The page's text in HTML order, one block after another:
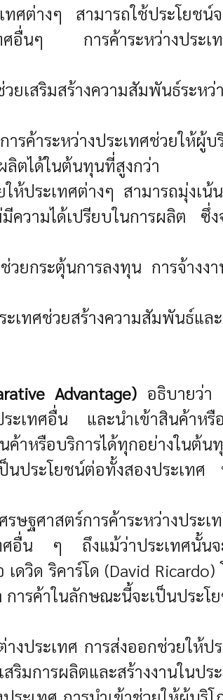
ทศต่างๆ สามารถใช้ประโยช
อื่นๆ การค้าระหว่างประเท
ริมสร้างความสัมพันธ์ระหว่
ค้าระหว่างประเทศช่วยให้ผู้
ลิตได้ในต้นทุนที่สูงกว่า
ประเทศต่างๆ สามารถมุ่งเ
ความได้เปรียบในการผลิต ซึ่
ยกระตุ้นการลงทุน การจ้างง
เทศช่วยสร้างความสัมพันธ์แ
Advantage) อธิบายว่า
เทศอื่น และนำเข้าสินค้าหรื
าหรือบริการได้ทุกอย่างใน
ประโยชน์ต่อทั้งสองประเทศ
ฐศาสตร์การค้าระหว่างประ
ศอื่น ๆ ถึงแม้ว่าประเทศนั้นจ
วิด ริคาร์โด (David
รค้าในลักษณะนี้จะเป็นประโ
งประเทศ การส่งออกช่วยให้
ริมการผลิตและสร้างงานในปร